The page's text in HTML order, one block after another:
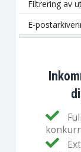
Filtrering av
E-